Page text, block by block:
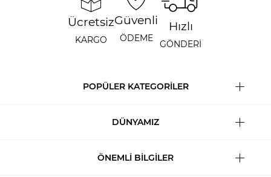
Ücretsiz
KARGO
Güvenli
ÖDEME
Hızlı
GÖNDERİ
POPÜLER KATEGORİLER
DÜNYAMIZ
ÖNEMLİ BİLGİLER